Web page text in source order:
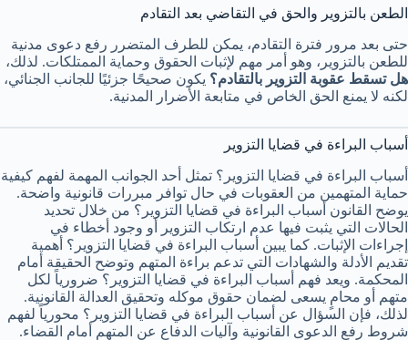
الطعن بالتزوير والحق في التقاضي بعد التقادم
حتى بعد مرور فترة التقادم، يمكن للطرف المتضرر رفع دعوى مدنية
للطعن بالتزوير، وهو أمر مهم لإثبات الحقوق وحماية الممتلكات. لذلك،
هل تسقط عقوبة التزوير بالتقادم؟ يكون صحيحًا جزئيًا للجانب الجنائي،
لكنه لا يمنع الحق الخاص في متابعة الأضرار المدنية.
أسباب البراءة في قضايا التزوير
أسباب البراءة في قضايا التزوير؟ تمثل أحد الجوانب المهمة لفهم كيفية
حماية المتهمين من العقوبات في حال توافر مبررات قانونية واضحة.
يوضح القانون أسباب البراءة في قضايا التزوير؟ من خلال تحديد
الحالات التي يثبت فيها عدم ارتكاب التزوير أو وجود أخطاء في
إجراءات الإثبات. كما يبين أسباب البراءة في قضايا التزوير؟ أهمية
تقديم الأدلة والشهادات التي تدعم براءة المتهم وتوضح الحقيقة أمام
المحكمة. ويعد فهم أسباب البراءة في قضايا التزوير؟ ضرورياً لكل
متهم أو محامٍ يسعى لضمان حقوق موكله وتحقيق العدالة القانونية.
لذلك، فإن السؤال عن أسباب البراءة في قضايا التزوير؟ محورياً لفهم
شروط رفع الدعوى القانونية وآليات الدفاع عن المتهم أمام القضاء.